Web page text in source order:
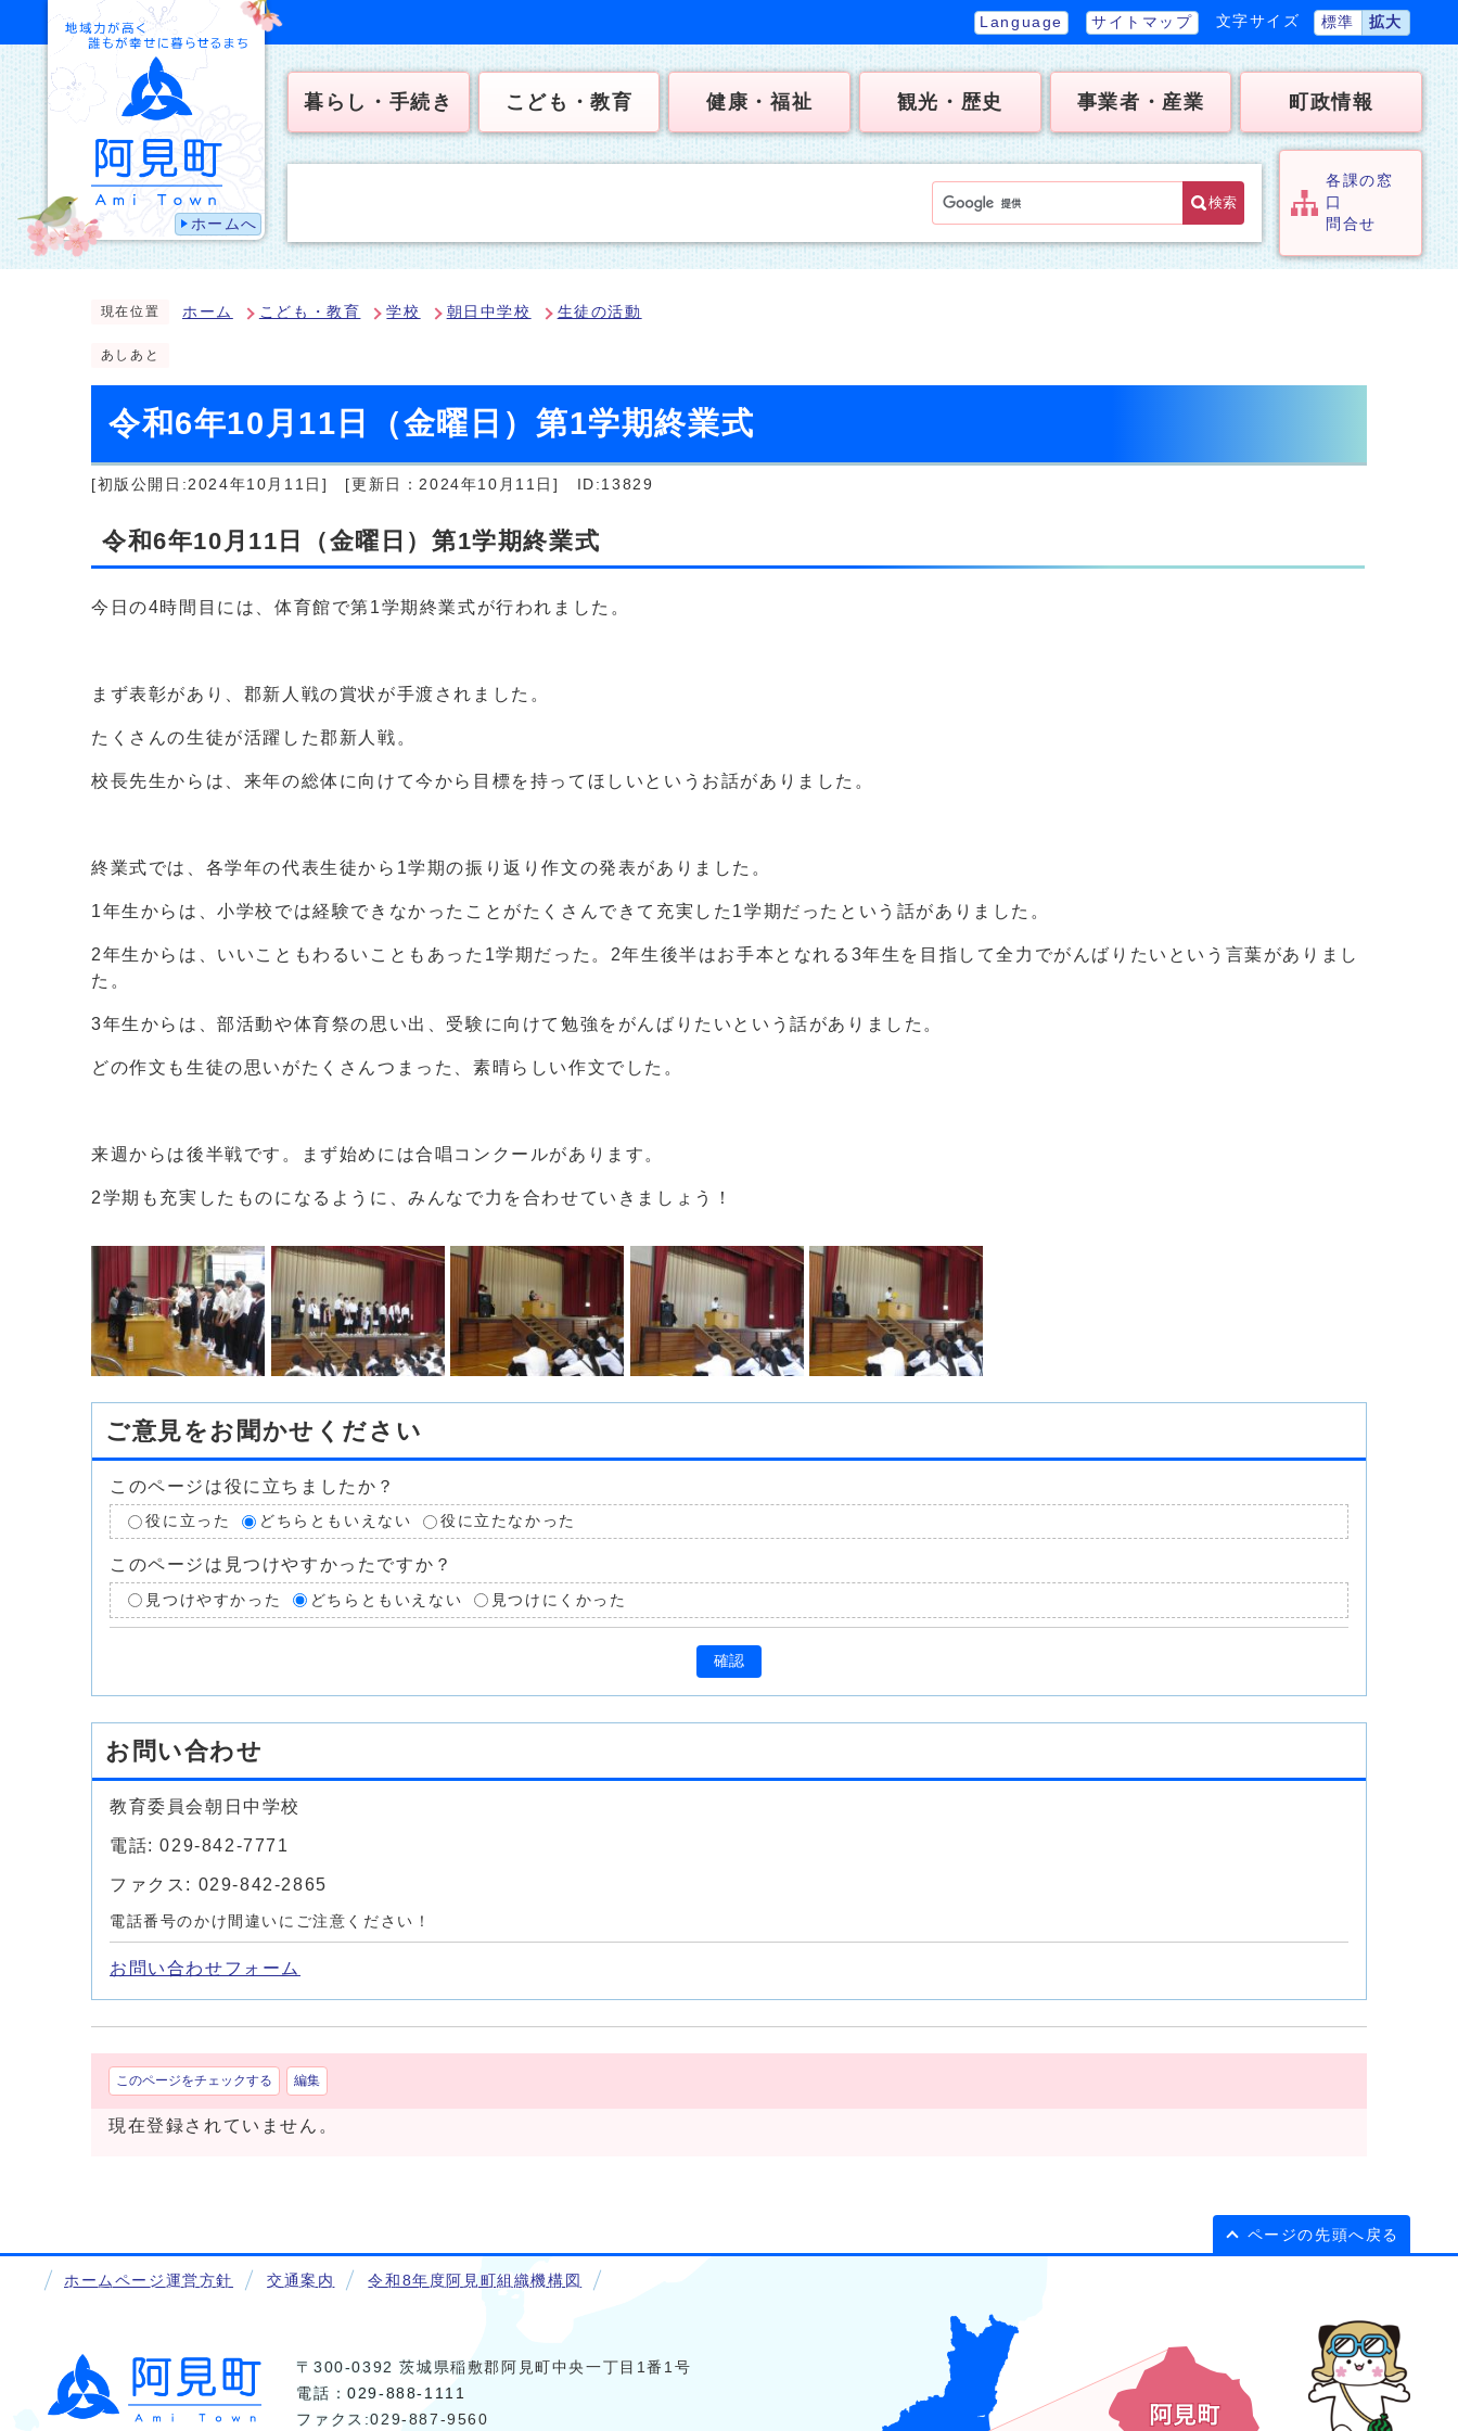
ホームへ
Language サイトマップ 文字サイズ 標準 拡大
暮らし・手続き こども・教育 健康・福祉 観光・歴史 事業者・産業 町政情報
検索
各課の窓
口
問合せ
現在位置 ホーム こども・教育 学校 朝日中学校 生徒の活動
あしあと
令和6年10月11日（金曜日）第1学期終業式
[初版公開日:2024年10月11日] [更新日：2024年10月11日] ID:13829
令和6年10月11日（金曜日）第1学期終業式
今日の4時間目には、体育館で第1学期終業式が行われました。
まず表彰があり、郡新人戦の賞状が手渡されました。
たくさんの生徒が活躍した郡新人戦。
校長先生からは、来年の総体に向けて今から目標を持ってほしいというお話がありました。
終業式では、各学年の代表生徒から1学期の振り返り作文の発表がありました。
1年生からは、小学校では経験できなかったことがたくさんできて充実した1学期だったという話がありました。
2年生からは、いいこともわるいこともあった1学期だった。2年生後半はお手本となれる3年生を目指して全力でがんばりたいという言葉がありまし
た。
3年生からは、部活動や体育祭の思い出、受験に向けて勉強をがんばりたいという話がありました。
どの作文も生徒の思いがたくさんつまった、素晴らしい作文でした。
来週からは後半戦です。まず始めには合唱コンクールがあります。
2学期も充実したものになるように、みんなで力を合わせていきましょう！
ご意見をお聞かせください
このページは役に立ちましたか？
役に立った どちらともいえない 役に立たなかった
このページは見つけやすかったですか？
見つけやすかった どちらともいえない 見つけにくかった
確認
お問い合わせ
教育委員会朝日中学校
電話: 029-842-7771
ファクス: 029-842-2865
電話番号のかけ間違いにご注意ください！
お問い合わせフォーム
このページをチェックする 編集
現在登録されていません。
ページの先頭へ戻る
ホームページ運営方針 交通案内 令和8年度阿見町組織機構図
〒300-0392 茨城県稲敷郡阿見町中央一丁目1番1号
電話：029-888-1111
ファクス:029-887-9560